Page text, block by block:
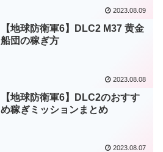
2023.08.09
【地球防衛軍6】DLC2 M37 黄金
船団の稼ぎ方
2023.08.08
【地球防衛軍6】DLC2のおすす
め稼ぎミッションまとめ
2023.08.07